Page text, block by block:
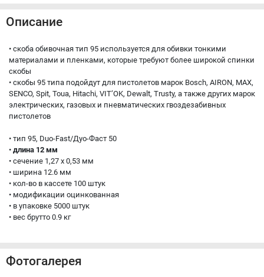
Описание
• скоба обивочная тип 95 используется для обивки тонкими
материалами и пленками, которые требуют более широкой спинки
скобы
• скобы 95 типа подойдут для пистолетов марок Bosch, AIRON, MAX,
SENCO, Spit, Toua, Hitachi, VIT’OK, Dewalt, Trusty, а также других марок
электрических, газовых и пневматических гвоздезабивных
пистолетов
• тип 95, Duo-Fast/Дуо-Фаст 50
• длина 12 мм
• сечение 1,27 x 0,53 мм
• ширина 12.6 мм
• кол-во в кассете 100 штук
• модификации оцинкованная
• в упаковке 5000 штук
• вес брутто 0.9 кг
Фотогалерея